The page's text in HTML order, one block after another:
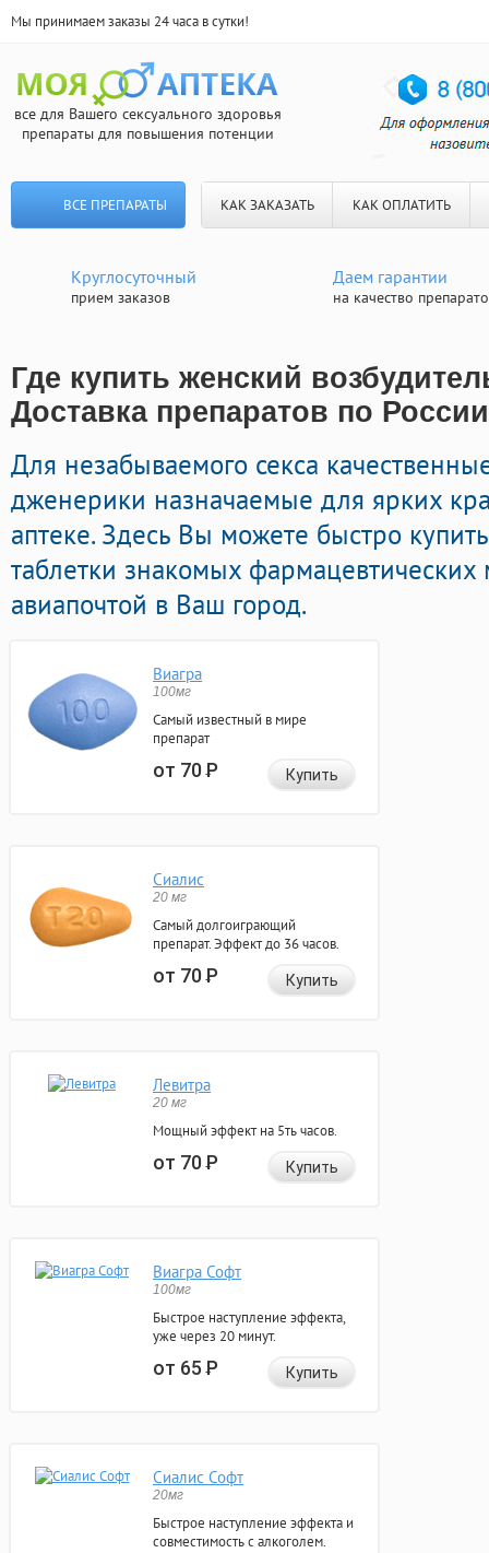
Мы принимаем заказы 24 часа в сутки!
все для Вашего сексуального здоровья
препараты для повышения потенции
ВСЕ ПРЕПАРАТЫ КАК ЗАКАЗАТЬ КАК ОПЛАТИТЬ
Круглосуточный
прием заказов
Даем гарантии
на качество
Где купить женский
Доставка препаратов по России
Для незабываемого секса
дженерики назначаемые для ярких
аптеке. Здесь Вы можете быстро
таблетки знакомых фармацевтических
авиапочтой в Ваш город.
Виагра
100мг
Самый известный в мире
препарат
от 70Р Купить
Сиалис
20 мг
Самый долгоиграющий
препарат. Эффект до 36 часов.
от 70Р Купить
Левитра
20 мг
Мощный эффект на 5ть часов.
от 70Р Купить
Виагра Софт
100мг
Быстрое наступление эффекта,
уже через 20 минут.
от 65Р Купить
Сиалис Софт
20мг
Быстрое наступление эффекта и
совместимость с алкоголем.